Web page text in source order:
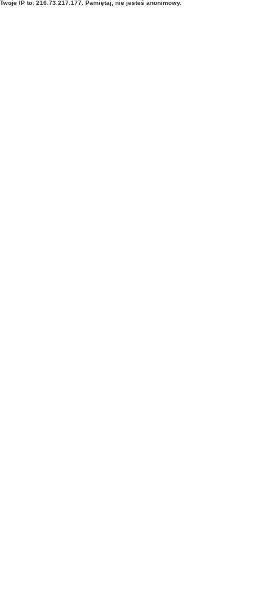
Twoje IP to: 216.73.217.177. Pamiętaj, nie jesteś anonimowy.